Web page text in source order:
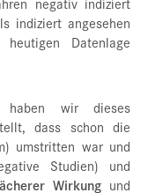
indiziert angesehen
Datenlage
haben wir dieses
dass schon die
umstritten war und
Studien) und
Wirkung und